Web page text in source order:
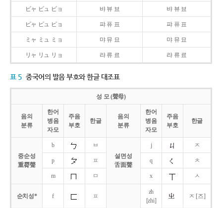
ビャ ビュ ビョ 뱌 뷰 뵤 뱌 뷰 뵤
ピャ ピュ ピョ 퍄 퓨 표 퍄 퓨 표
ミャ ミュ ミョ 먀 뮤 묘 먀 뮤 묘
リャ リュ リョ 랴 류 료 랴 류 료
표 5 중국어의 발음 부호와 한글 대조표
성 모 (聲母)
음의
분류
한어
병음
자모
주음
부호
한글
음의
분류
한어
병음
자모
주음
부호
한글
중순성
重脣聲
b
ㅂ
설면성
舌面聲
j ㅈ
p ㅍ q ㅊ
m ㅁ x ㅅ
순치성* f ㅍ
zh
[zhi]
ㅈ [즈]